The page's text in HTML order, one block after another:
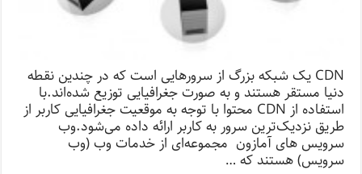
CDN یک شبکه بزرگ از سرورهایی است که در چندین نقطه
دنیا مستقر هستند و به صورت جغرافیایی توزیع شده‌اند.با
استفاده از CDN محتوا با توجه به موقعیت جغرافیایی کاربر از
طریق نزدیک‌ترین سرور به کاربر ارائه داده می‌شود.وب
سرویس های آمازون مجموعه‌ای از خدمات وب (وب
سرویس) هستند که …